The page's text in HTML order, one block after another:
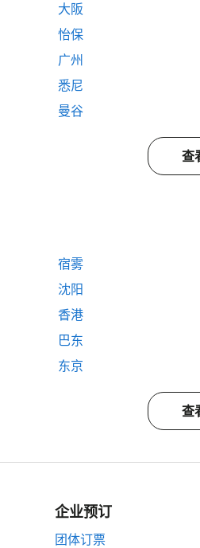
大阪
怡保
广州
悉尼
曼谷
查
宿雾
沈阳
香港
巴东
东京
查
企业预订
团体订票